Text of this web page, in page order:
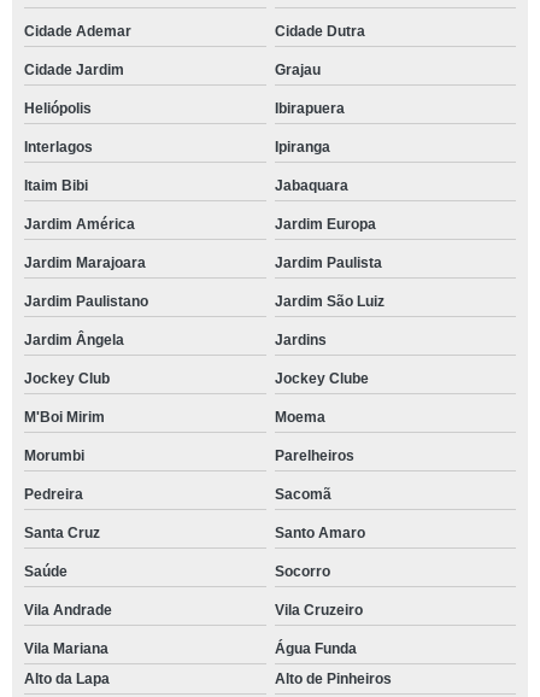
Cidade Ademar Cidade Dutra
Cidade Jardim Grajau
Heliópolis Ibirapuera
Interlagos Ipiranga
Itaim Bibi Jabaquara
Jardim América Jardim Europa
Jardim Marajoara Jardim Paulista
Jardim Paulistano Jardim São Luiz
Jardim Ângela Jardins
Jockey Club Jockey Clube
M'Boi Mirim Moema
Morumbi Parelheiros
Pedreira Sacomã
Santa Cruz Santo Amaro
Saúde Socorro
Vila Andrade Vila Cruzeiro
Vila Mariana
Água Funda
Alto da Lapa
Alto de Pinheiros